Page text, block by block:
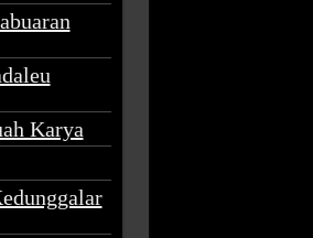
Karya